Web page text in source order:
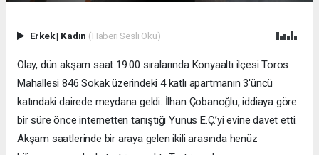
Erkek| Kadın (Haberi Sesli Oku)
Olay, dün akşam saat 19.00 sıralarında Konyaaltı ilçesi Toros
Mahallesi 846 Sokak üzerindeki 4 katlı apartmanın 3'üncü
katındaki dairede meydana geldi. İlhan Çobanoğlu, iddiaya göre
bir süre önce internetten tanıştığı Yunus E.Ç.’yi evine davet etti.
Akşam saatlerinde bir araya gelen ikili arasında henüz